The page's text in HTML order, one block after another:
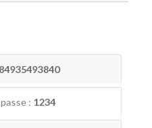
84935493840
: 1234